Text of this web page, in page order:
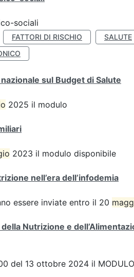
sociali
FATTORI DI RISCHIO SALUTE
sul Budget di Salute
2025 il modulo
2023 il modulo disponibile
nell’era dell’infodemia
essere inviate entro il 20
Nutrizione e
del 13 ottobre 2024 il MODULO